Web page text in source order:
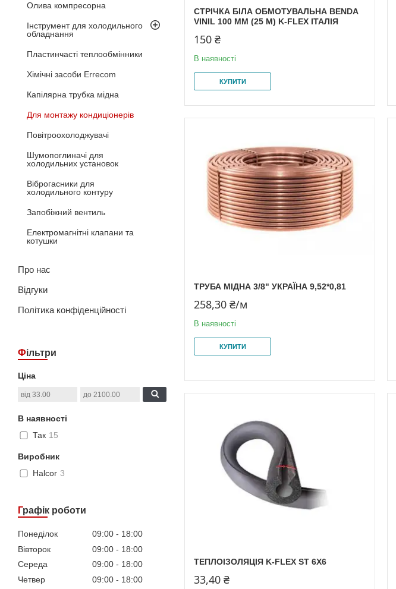
Олива компресорна
Інструмент для холодильного
обладнання
Пластинчасті теплообмінники
Хімічні засоби Errecom
Капілярна трубка мідна
Для монтажу кондиціонерів
Повітроохолоджувачі
Шумопоглиначі для
холодильних установок
Віброгасники для
холодильного контуру
Запобіжний вентиль
Електромагнітні клапани та
котушки
Про нас
Відгуки
Політика конфіденційності
Фільтри
Ціна
В наявності
Так 15
Виробник
Halcor 3
Графік роботи
Понеділок 09:00
18:00
Вівторок
09:00
18:00
Середа
09:00
18:00
Четвер
09:00
18:00
СТРІЧКА БІЛА ОБМОТУВАЛЬНА BENDA
VINIL 100 ММ (25 М) K-FLEX ІТАЛІЯ
150 ₴
В наявності
КУПИТИ
ТРУБА МІДНА 3/8" УКРАЇНА 9,52*0,81
258,30 ₴/м
В наявності
КУПИТИ
ТЕПЛОІЗОЛЯЦІЯ K-FLEX ST 6X6
33,40 ₴